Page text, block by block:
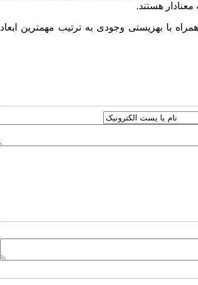
با بهزیستی وجودی به ترتیب مهمترین ابعاد